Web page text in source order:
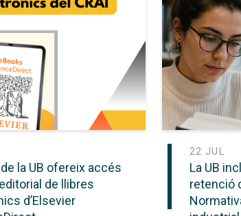
de la UB ofereix accés
de llibres
d’Elsevier
22 JUL
La UB
retenció